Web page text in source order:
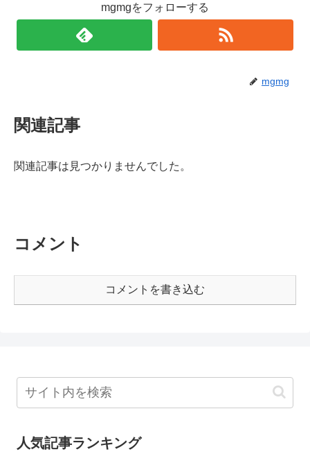
mgmgをフォローする
mgmg
関連記事
関連記事は見つかりませんでした。
コメント
コメントを書き込む
人気記事ランキング